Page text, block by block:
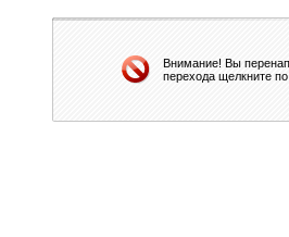
Внимание! Вы
перехода щелкните